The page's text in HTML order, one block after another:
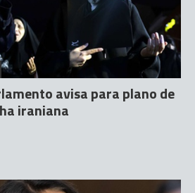
avisa para plano de
iraniana